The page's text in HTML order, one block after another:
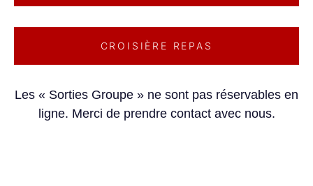
CROISIÈRE REPAS
Les « Sorties Groupe » ne sont pas réservables en
ligne. Merci de prendre contact avec nous.